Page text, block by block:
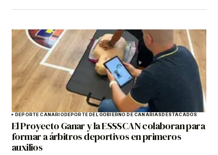
DEPORTE CANARIO DEPORTE DEL GOBIERNO DE CANARIAS DESTACADOS
El Proyecto Ganar y la ESSSCAN colaboran para
formar a árbitros deportivos en primeros
auxilios